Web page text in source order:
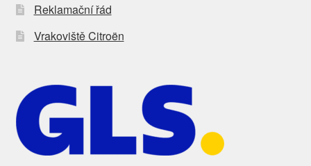
Reklamační řád
Vrakoviště Citroën